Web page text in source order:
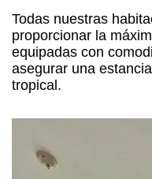
Todas nuestras
proporcionar la
equipadas con
asegurar una
tropical.